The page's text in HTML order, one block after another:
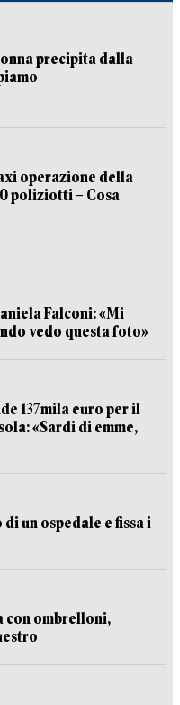
precipita dalla
operazione della
poliziotti – Cosa
Falconi: «Mi
vedo questa foto»
137mila euro per il
«Sardi di emme,
un ospedale e fissa i
con ombrelloni,